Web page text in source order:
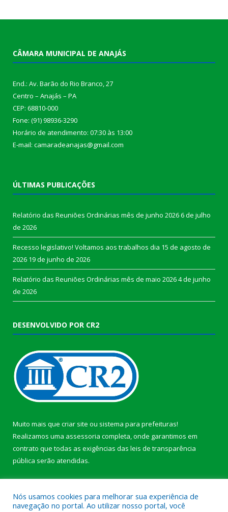
CÂMARA MUNICIPAL DE ANAJÁS
End.: Av. Barão do Rio Branco, 27
Centro – Anajás – PA
CEP: 68810-000
Fone: (91) 98936-3290
Horário de atendimento: 07:30 às 13:00
E-mail: camaradeanajas@gmail.com
ÚLTIMAS PUBLICAÇÕES
Relatório das Reuniões Ordinárias mês de junho 20266 de julho
de 2026
Recesso legislativo! Voltamos aos trabalhos dia 15 de agosto de
2026 19 de junho de 2026
Relatório das Reuniões Ordinárias mês de maio 20264 de junho
de 2026
DESENVOLVIDO POR CR2
Muito mais que criar site ou sistema para prefeituras!
Realizamos uma assessoria completa, onde garantimos em
contrato que todas as exigências das leis de transparência
pública serão atendidas.
Nós usamos cookies para melhorar sua experiência de
navegação no portal. Ao utilizar nosso portal, você